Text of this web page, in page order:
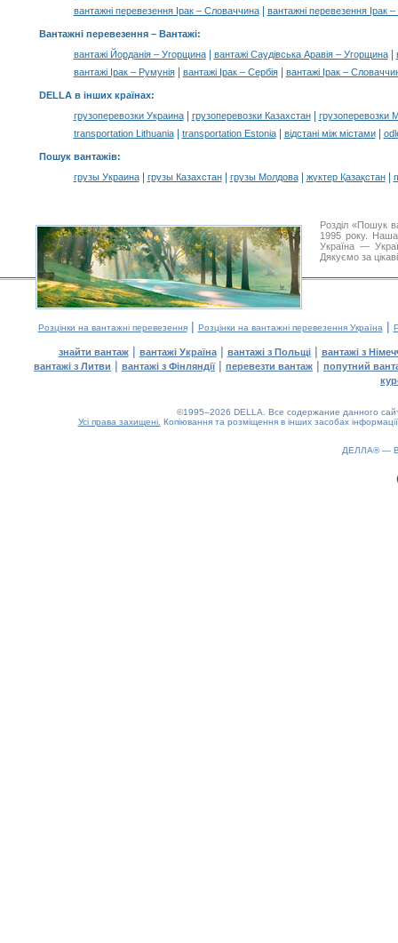
вантажні перевезення Ірак – Словаччина| вантажні перевезення Ірак –
Вантажні перевезення – Вантажі:
вантажі Йорданія – Угорщина| вантажі Саудівська Аравія – Угорщина|
вантажі Ірак – Румунія| вантажі Ірак – Сербія| вантажі Ірак –
DELLA в інших країнах:
грузоперевозки Украина| грузоперевозки Казахстан|
грузоперевозки
transportation Lithuania| transportation Estonia| відстані між містами|
Пошук вантажів:
грузы Украина| грузы Казахстан| грузы Молдова| жүктер Қазақстан|
Розділ «Пошук
1995 року. Наша
Україна —
Дякуємо за
Розцінки на вантажні перевезення| Розцінки на вантажні перевезення Україна |
знайти вантаж| вантажі Україна| вантажі з Польщі| вантажі з
вантажі з Литви | вантажі з Фінляндії| перевезти вантаж | попутний
©1995–2026 DELLA. Все содержание данного
Усі права захищені. Копіювання та розміщення в інших засобах
ДЕЛЛА® —